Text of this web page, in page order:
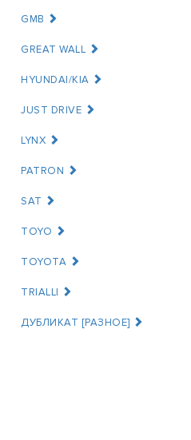
GMB
GREAT WALL
HYUNDAI/KIA
JUST DRIVE
LYNX
PATRON
SAT
TOYO
TOYOTA
TRIALLI
ДУБЛИКАТ [РАЗНОЕ]